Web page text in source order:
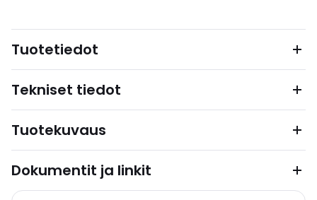
Tuotetiedot
Tekniset tiedot
Tuotekuvaus
Dokumentit ja linkit